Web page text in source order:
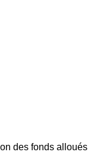
des fonds alloués